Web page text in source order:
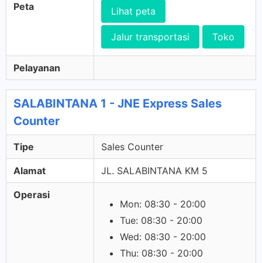
Peta Lihat peta
Jalur transportasi Toko
Pelayanan
SALABINTANA 1 - JNE Express Sales
Counter
Tipe Sales Counter
Alamat JL. SALABINTANA KM 5
Operasi
Mon: 08:30 - 20:00
Tue: 08:30 - 20:00
Wed: 08:30 - 20:00
Thu: 08:30 - 20:00